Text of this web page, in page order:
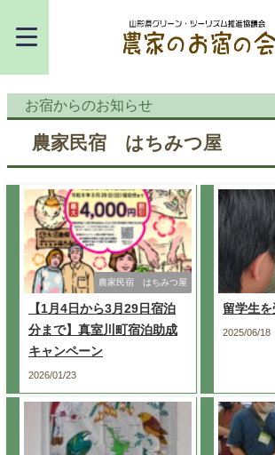
お宿からのお知らせ
農家民宿 はちみつ屋
農家民宿 はちみつ屋
【1月4日から3月29日宿泊
分まで】真室川町宿泊助成
キャンペーン
2026/01/23
留学生
2025/06/18